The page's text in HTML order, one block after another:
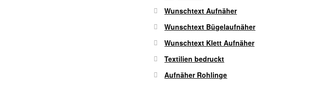
Wunschtext Aufnäher
Wunschtext Bügelaufnäher
Wunschtext Klett Aufnäher
Textilien bedruckt
Aufnäher Rohlinge